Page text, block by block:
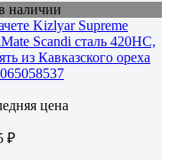
наличии
цена
₽